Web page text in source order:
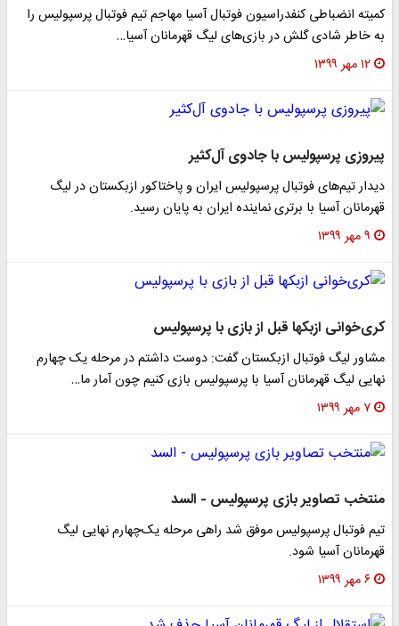
کمیته انضباطی کنفدراسیون فوتبال آسیا مهاجم تیم فوتبال پرسپولیس را
به خاطر شادی گلش در بازی‌های لیگ قهرمانان آسیا…
۱۲ مهر ۱۳۹۹
پیروزی پرسپولیس با جادوی آل‌کثیر
دیدار تیم‌های فوتبال پرسپولیس ایران و پاختاکور ازبکستان در لیگ
قهرمانان آسیا با برتری نماینده ایران به پایان رسید.
۹ مهر ۱۳۹۹
کری‌خوانی ازبکها قبل از بازی با پرسپولیس
مشاور لیگ فوتبال ازبکستان گفت: دوست داشتم در مرحله یک چهارم
نهایی لیگ قهرمانان آسیا با پرسپولیس بازی کنیم چون آمار ما…
۷ مهر ۱۳۹۹
منتخب تصاویر بازی پرسپولیس - السد
تیم فوتبال پرسپولیس موفق شد راهی مرحله یک‌چهارم نهایی لیگ
قهرمانان آسیا شود.
۶ مهر ۱۳۹۹